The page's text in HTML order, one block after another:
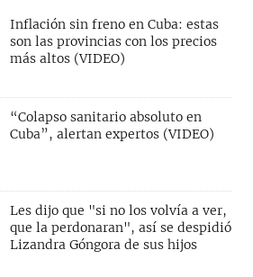
Inflación sin freno en Cuba: estas
son las provincias con los precios
más altos (VIDEO)
“Colapso sanitario absoluto en
Cuba”, alertan expertos (VIDEO)
Les dijo que "si no los volvía a ver,
que la perdonaran", así se despidió
Lizandra Góngora de sus hijos